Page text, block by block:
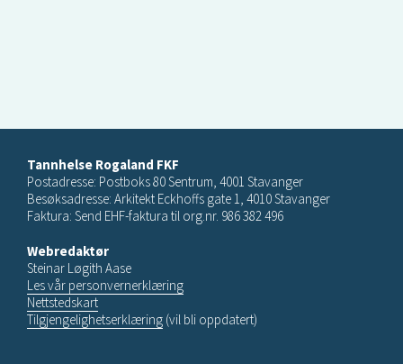
Tannhelse Rogaland FKF
Postadresse: Postboks 80 Sentrum, 4001 Stavanger
Besøksadresse: Arkitekt Eckhoffs gate 1, 4010 Stavanger
Faktura: Send EHF-faktura til org.nr. 986 382 496
Webredaktør
Steinar Løgith Aase
Les vår personvernerklæring
Nettstedskart
Tilgjengelighetserklæring (vil bli oppdatert)